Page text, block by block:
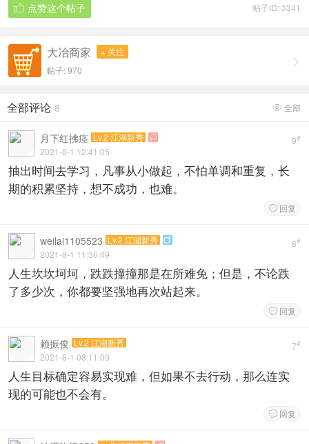
帖子ID: 3341
 点赞这个帖子

大冶商家
+ 关注
帖子: 970
 全部
全部评论 8
9#
月下红拂痉 Lv.2 江湖新秀 
2021-8-1 12:41:05
抽出时间去学习，凡事从小做起，不怕单调和重复，长
期的积累坚持，想不成功，也难。
 回复
8#
weilai1105523 Lv.2 江湖新秀 
2021-8-1 11:36:49
人生坎坎坷坷，跌跌撞撞那是在所难免；但是，不论跌
了多少次，你都要坚强地再次站起来。
 回复
7#
赖振俊 Lv.2 江湖新秀
2021-8-1 08:11:09
人生目标确定容易实现难，但如果不去行动，那么连实
现的可能也不会有。
 回复